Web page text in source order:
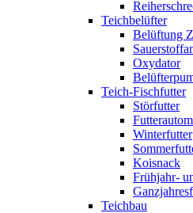
Teichbelüfter
Belüftung
Oxydator
Teich-Fischfutter
Störfutter
Winterfutter
Koisnack
Frühjahr-
Teichbau